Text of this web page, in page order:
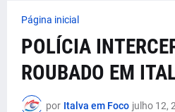
Página inicial
POLÍCIA
ROUBADO EM
por Italva em Foco julho 12,